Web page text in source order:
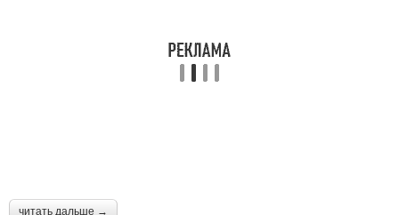
читать дальше →